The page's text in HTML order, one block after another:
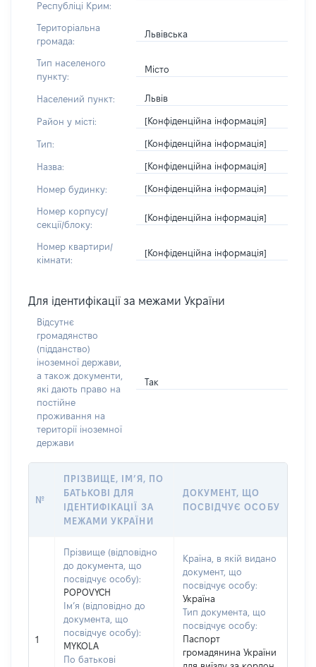
Республіці Крим:
Територіальна
громада:
Львівська
Тип населеного
пункту:
Місто
Населений пункт: Львів
Район у місті: [Конфіденційна інформація]
Тип: [Конфіденційна інформація]
Назва: [Конфіденційна інформація]
Номер будинку: [Конфіденційна інформація]
Номер корпусу/
секції/блоку:
[Конфіденційна інформація]
Номер квартири/
кімнати:
[Конфіденційна інформація]
Для ідентифікації за межами України
Відсутнє
громадянство
(підданство)
іноземної держави,
а також документи,
які дають право на
постійне
проживання на
території іноземної
держави
Так
№
ПРІЗВИЩЕ, ІМ’Я, ПО
БАТЬКОВІ ДЛЯ
ІДЕНТИФІКАЦІЇ ЗА
МЕЖАМИ УКРАЇНИ
ДОКУМЕНТ, ЩО
ПОСВІДЧУЄ ОСОБУ
1
Прізвище (відповідно
до документа, що
посвідчує особу):
POPOVYCH
Ім’я (відповідно до
документа, що
посвідчує особу):
MYKOLA
По батькові
Країна, в якій видано
документ, що
посвідчує особу:
Україна
Тип документа, що
посвідчує особу:
Паспорт
громадянина України